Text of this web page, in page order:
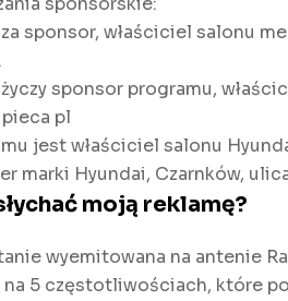
sponsor, właściciel salonu
sponsor programu,
pl
jest właściciel salonu
marki Hyundai, Czarnków,
moją reklamę?
wyemitowana na antenie
na 5 częstotliwościach, które